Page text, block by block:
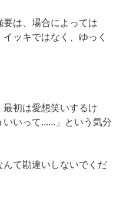
は、場合によっては
ッキではなく、ゆっく
最初は愛想笑いするけ
いって......」という気分
て勘違いしないでくだ